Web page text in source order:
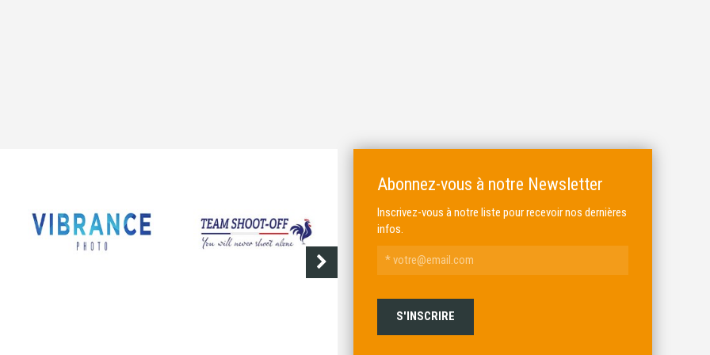
ALKAR
Abonnez-vous à notre Newsletter
Inscrivez-vous à notre liste pour recevoir nos dernières
infos.